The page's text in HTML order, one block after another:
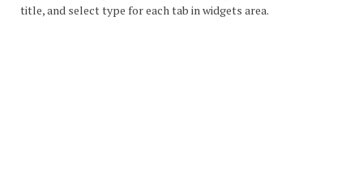
title, and select type for each tab in widgets area.